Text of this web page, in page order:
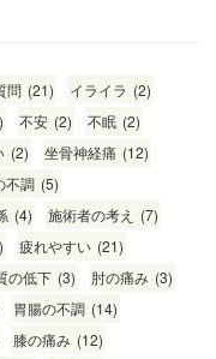
問 (21) イライラ (2)
不安 (2) 不眠 (2)
(2) 坐骨神経痛 (12)
不調 (5)
(4) 施術者の考え (7)
疲れやすい (21)
の低下 (3) 肘の痛み (3)
胃腸の不調 (14)
膝の痛み (12)